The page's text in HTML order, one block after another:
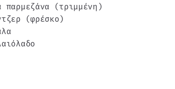
παρμεζάνα (τριμμένη)
(φρέσκο)